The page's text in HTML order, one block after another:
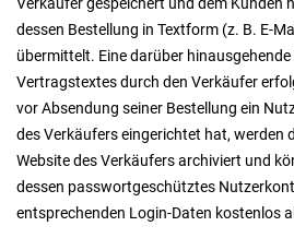
dessen Bestellung in Textform (z. B. E-
übermittelt. Eine darüber
Vertragstextes durch den Verkäufer
vor Absendung seiner Bestellung ein
des Verkäufers eingerichtet hat, werden
Website des Verkäufers archiviert und
dessen passwortgeschütztes
entsprechenden Login-Daten kostenlos